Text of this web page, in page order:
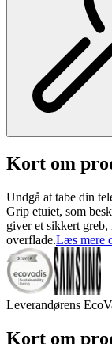
Kort om
Undgå at tabe din
Grip etuiet, som
giver et sikkert greb,
overflade.Læs mere
Leverandørens
Kort om